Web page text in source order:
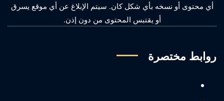
أي محتوى أو نسخه بأي شكل كان. سيتم الإبلاغ عن أي موقع يسرق
أو يقتبس المحتوى من دون إذن.
روابط مختصرة